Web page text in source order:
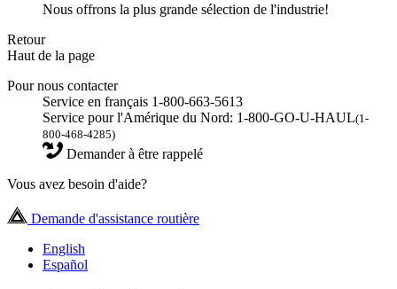
Nous offrons la plus grande sélection de l'industrie!
Retour
Haut de la page
Pour nous contacter
Service en français 1-800-663-5613
Service pour l'Amérique du Nord: 1-800-GO-U-HAUL(1-
800-468-4285)
Demander à être rappelé
Vous avez besoin d'aide?
Demande d'assistance routière
English
Español